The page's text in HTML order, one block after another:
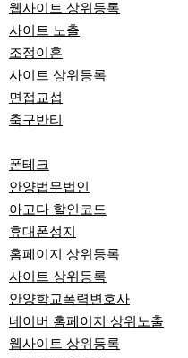
웹사이트 상위등록
사이트 노출
조정이혼
사이트 상위등록
면접교섭
축구반티
폰테크
안양법무법인
아고다 할인코드
휴대폰성지
홈페이지 상위등록
사이트 상위등록
안양학교폭력변호사
네이버 홈페이지 상위노출
웹사이트 상위등록